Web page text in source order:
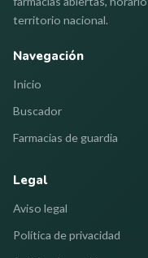
territorio nacional.
Navegación
Inicio
Buscador
Farmacias de guardia
Legal
Aviso legal
Política de privacidad